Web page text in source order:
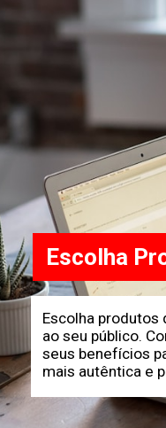
Escolha
ao seu público.
seus benefícios
mais autêntica e
Escolha